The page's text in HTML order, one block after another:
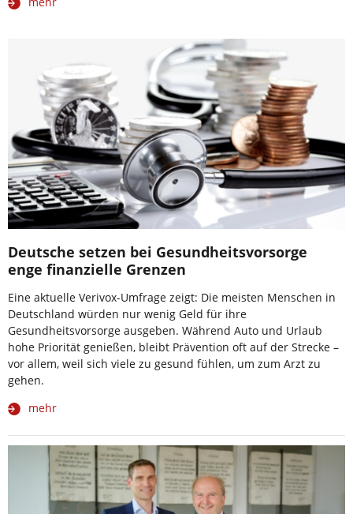
Deutsche setzen bei Gesundheitsvorsorge
enge finanzielle Grenzen
Eine aktuelle Verivox-Umfrage zeigt: Die meisten Menschen in
Deutschland würden nur wenig Geld für ihre
Gesundheitsvorsorge ausgeben. Während Auto und Urlaub
hohe Priorität genießen, bleibt Prävention oft auf der Strecke –
vor allem, weil sich viele zu gesund fühlen, um zum Arzt zu
gehen.
mehr